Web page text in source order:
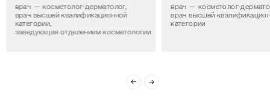
врач — косметолог-дерматолог,
врач высшей квалификационной
категории,
заведующая отделением косметологии
врач — косметолог-
врач высшей
категории